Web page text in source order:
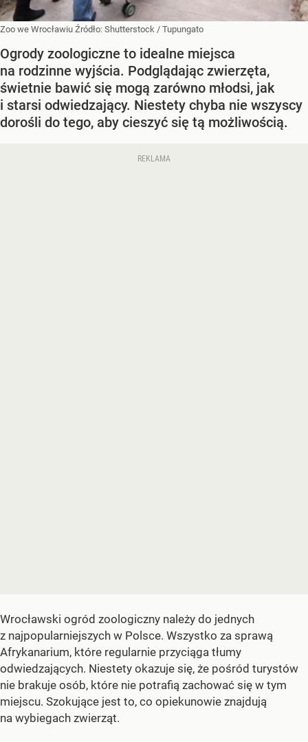
Zoo we Wrocławiu Źródło: Shutterstock / Tupungato
Ogrody zoologiczne to idealne miejsca
na rodzinne wyjścia. Podglądając zwierzęta,
świetnie bawić się mogą zarówno młodsi, jak
i starsi odwiedzający. Niestety chyba nie wszyscy
dorośli do tego, aby cieszyć się tą możliwością.
Wrocławski ogród zoologiczny należy do jednych
z najpopularniejszych w Polsce. Wszystko za sprawą
Afrykanarium, które regularnie przyciąga tłumy
odwiedzających. Niestety okazuje się, że pośród turystów
nie brakuje osób, które nie potrafią zachować się w tym
miejscu. Szokujące jest to, co opiekunowie znajdują
na wybiegach zwierząt.